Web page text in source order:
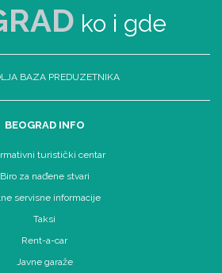
ko i gde
BAZA PREDUZETNIKA
BEOGRAD INFO
turistički centar
Biro za nađene stvari
servisne informacije
Taksi
Rent-a-car
Javne garaže